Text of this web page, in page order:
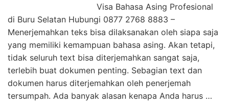
Visa Bahasa Asing Profesional
di Buru Selatan Hubungi 0877 2768 8883 –
Menerjemahkan teks bisa dilaksanakan oleh siapa saja
yang memiliki kemampuan bahasa asing. Akan tetapi,
tidak seluruh text bisa diterjemahkan sangat saja,
terlebih buat dokumen penting. Sebagian text dan
dokumen harus diterjemahkan oleh penerjemah
tersumpah. Ada banyak alasan kenapa Anda harus …